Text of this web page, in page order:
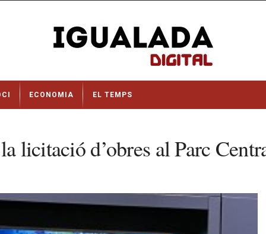
ECONOMIA EL TEMPS
licitació d’obres al Parc